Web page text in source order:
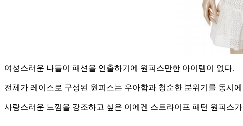
여성스러운 나들이 패션을 연출하기에 원피스만한 아이템이 없다.
전체가 레이스로 구성된 원피스는 우아함과 청순한 분위기를 동시
사랑스러운 느낌을 강조하고 싶은 이에겐 스트라이프 패턴 원피스